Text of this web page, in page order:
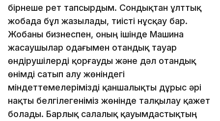
бірнеше рет тапсырдым. Сондықтан ұлттық
жобада бұл жазылады, тиісті нұсқау бар.
Жобаны бизнеспен, оның ішінде Машина
жасаушылар одағымен отандық тауар
өндірушілерді қорғауды және дәл отандық
өнімді сатып алу жөніндегі
міндеттемелерімізді қаншалықты дұрыс әрі
нақты белгілегеніміз жөнінде талқылау қажет
болады. Барлық салалық қауымдастықтың